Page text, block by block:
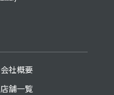
会社概要
店舗一覧